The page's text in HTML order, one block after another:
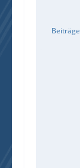
Beiträge